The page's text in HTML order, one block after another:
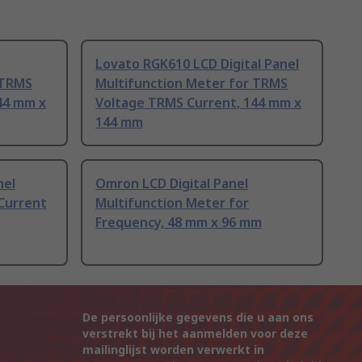
mm x
Lovato RGK610 LCD Digital Panel
Multifunction Meter for TRMS
Voltage TRMS Current, 144 mm x
144 mm
Omron LCD Digital Panel
Multifunction Meter for
Frequency, 48 mm x 96 mm
De persoonlijke gegevens die u aan ons
verstrekt bij het aanmelden voor deze
mailinglijst worden verwerkt in